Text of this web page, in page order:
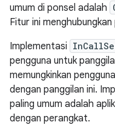
umum di ponsel adalah
Fitur ini
Implementasi
pengguna untuk
memungkinkan
dengan panggilan ini.
paling umum adalah
dengan perangkat.